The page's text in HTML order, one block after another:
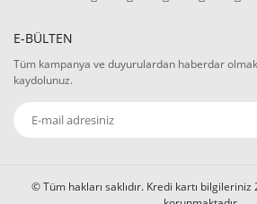
E-BÜLTEN
Tüm kampanya ve duyurulardan haberdar
kaydolunuz.
© Tüm hakları saklıdır. Kredi kartı bilgileriniz